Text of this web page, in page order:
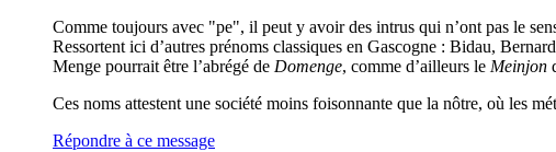
Comme toujours avec "pe", il peut y avoir des intrus qui n’ont pas le
Ressortent ici d’autres prénoms classiques en Gascogne : Bidau,
Menge pourrait être l’abrégé de Domenge, comme d’ailleurs le Meinjon
Ces noms attestent une société moins foisonnante que la nôtre, où les
Répondre à ce message